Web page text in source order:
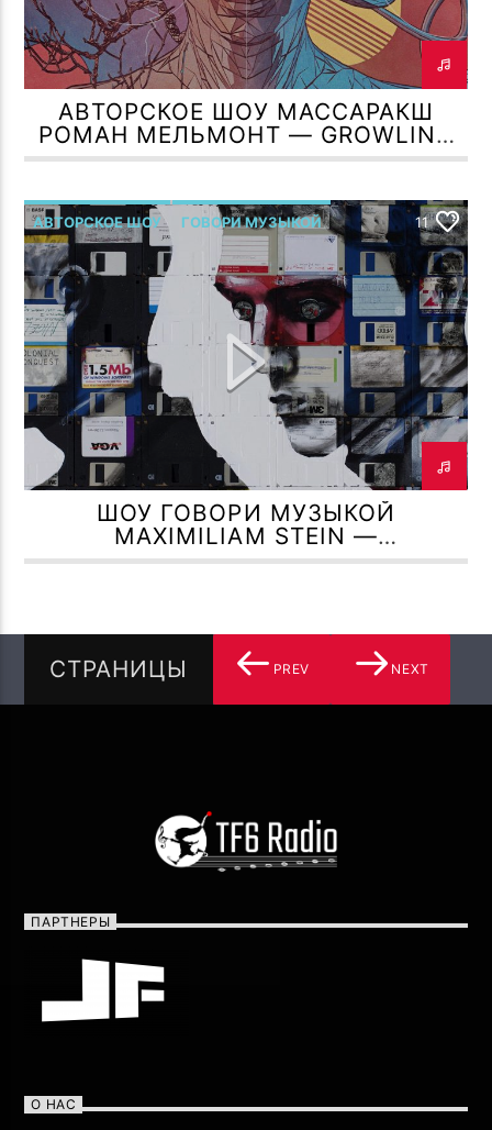
АВТОРСКОЕ ШОУ МАССАРАКШ
РОМАН МЕЛЬМОНТ — GROWLING
ACOUSTICS
АВТОРСКОЕ ШОУ ГОВОРИ МУЗЫКОЙ
Р.МЕЛЬМОНТ
11
ШОУ ГОВОРИ МУЗЫКОЙ
MAXIMILIAM STEIN —
ПОДЗЕМНАЯ ГАЛЕРЕЯ ДУШИ!
СТРАНИЦЫ PREV NEXT
ПАРТНЕРЫ
О НАС